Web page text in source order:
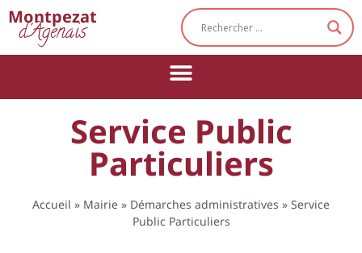
Montpezat
d'Agenais
Service Public
Particuliers
Accueil » Mairie » Démarches administratives » Service
Public Particuliers
Cookies management panel